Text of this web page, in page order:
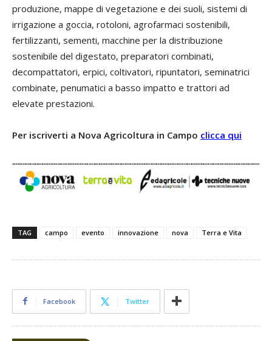
produzione, mappe di vegetazione e dei suoli, sistemi di
irrigazione a goccia, rotoloni, agrofarmaci sostenibili,
fertilizzanti, sementi, macchine per la distribuzione
sostenibile del digestato, preparatori combinati,
decompattatori, erpici, coltivatori, ripuntatori, seminatrici
combinate, penumatici a basso impatto e trattori ad
elevate prestazioni.
Per iscriverti a Nova Agricoltura in Campo clicca qui
TAG campo evento innovazione nova Terra e Vita
Facebook Twitter